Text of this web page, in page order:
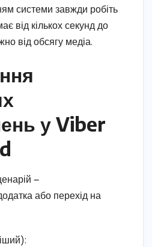
системи завжди робіть
від кількох секунд до
від обсягу медіа.
у Viber
—
або перехід на